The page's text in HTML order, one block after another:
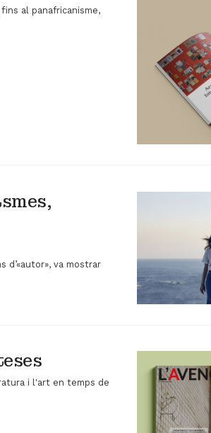
al panafricanisme,
d’«autor», va mostrar
i l'art en temps de